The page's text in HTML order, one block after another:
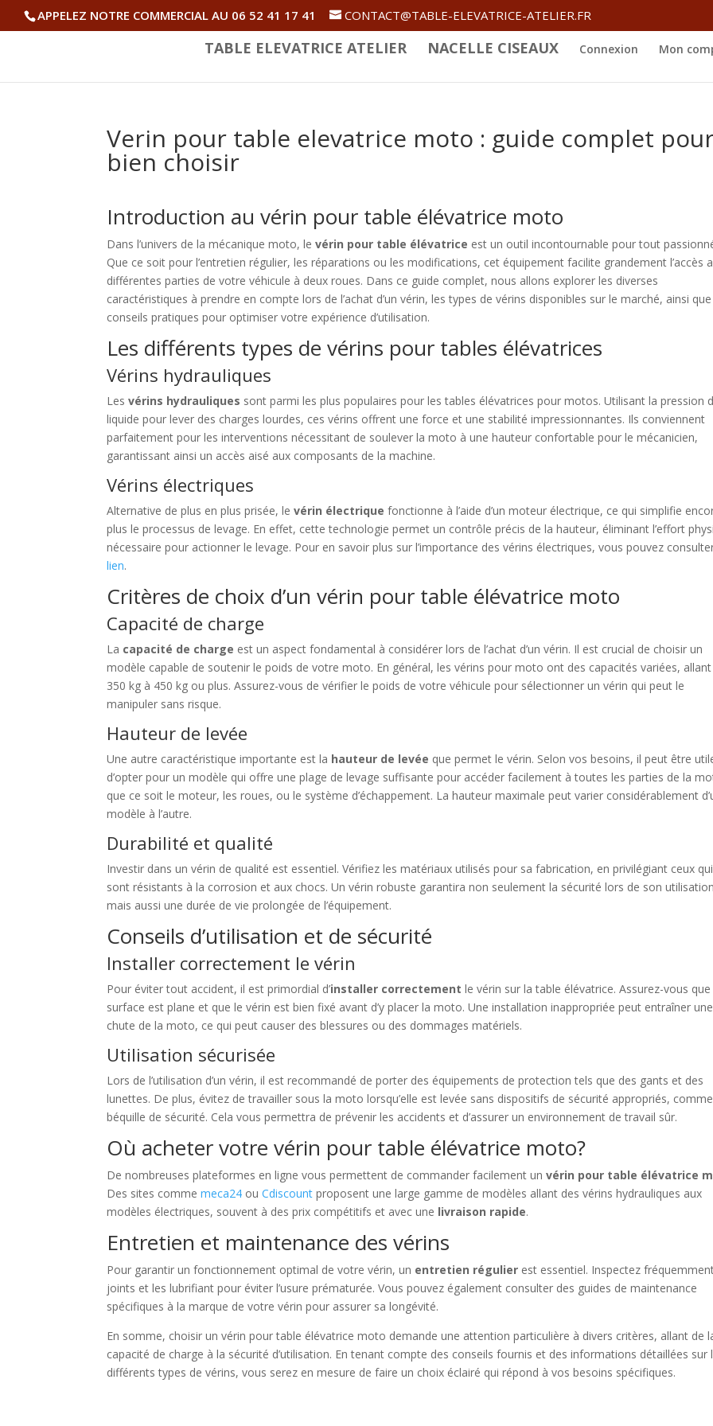
APPELEZ NOTRE COMMERCIAL AU 06 52 41 17 41 CONTACT@TABLE-ELEVATRICE-ATELIER.FR
TABLE ELEVATRICE ATELIER NACELLE CISEAUX Connexion Mon
Verin pour table elevatrice moto : guide complet
bien choisir
Introduction au vérin pour table élévatrice moto
Dans l’univers de la mécanique moto, levérin pour table élévatrice est un outil incontournable pour tout
Que ce soit pour l’entretien régulier, les réparations ou les modifications, cet équipement facilite grandement l’accès
différentes parties de votre véhicule à deux roues. Dans ce guide complet, nous allons explorer les diverses
caractéristiques à prendre en compte lors de l’achat d’un vérin, les types de vérins disponibles sur le marché, ainsi
conseils pratiques pour optimiser votre expérience d’utilisation.
Les différents types de vérins pour tables élévatrices
Vérins hydrauliques
Lesvérins hydrauliques sont parmi les plus populaires pour les tables élévatrices pour motos. Utilisant la pression
liquide pour lever des charges lourdes, ces vérins offrent une force et une stabilité impressionnantes. Ils conviennent
parfaitement pour les interventions nécessitant de soulever la moto à une hauteur confortable pour le mécanicien,
garantissant ainsi un accès aisé aux composants de la machine.
Vérins électriques
Alternative de plus en plus prisée, levérin électrique fonctionne à l’aide d’un moteur électrique, ce qui simplifie
plus le processus de levage. En effet, cette technologie permet un contrôle précis de la hauteur, éliminant l’effort
nécessaire pour actionner le levage. Pour en savoir plus sur l’importance des vérins électriques, vous pouvez
lien.
Critères de choix d’un vérin pour table élévatrice moto
Capacité de charge
La capacité de charge est un aspect fondamental à considérer lors de l’achat d’un vérin. Il est crucial de choisir un
modèle capable de soutenir le poids de votre moto. En général, les vérins pour moto ont des capacités variées, allant
350 kg à 450 kg ou plus. Assurez-vous de vérifier le poids de votre véhicule pour sélectionner un vérin qui peut le
manipuler sans risque.
Hauteur de levée
Une autre caractéristique importante est la hauteur de levée que permet le vérin. Selon vos besoins, il peut être
d’opter pour un modèle qui offre une plage de levage suffisante pour accéder facilement à toutes les parties de la
que ce soit le moteur, les roues, ou le système d’échappement. La hauteur maximale peut varier considérablement
modèle à l’autre.
Durabilité et qualité
Investir dans un vérin de qualité est essentiel. Vérifiez les matériaux utilisés pour sa fabrication, en privilégiant ceux qui
sont résistants à la corrosion et aux chocs. Un vérin robuste garantira non seulement la sécurité lors de son
mais aussi une durée de vie prolongée de l’équipement.
Conseils d’utilisation et de sécurité
Installer correctement le vérin
Pour éviter tout accident, il est primordial d’installer correctement le vérin sur la table élévatrice. Assurez-vous que
surface est plane et que le vérin est bien fixé avant d’y placer la moto. Une installation inappropriée peut entraîner une
chute de la moto, ce qui peut causer des blessures ou des dommages matériels.
Utilisation sécurisée
Lors de l’utilisation d’un vérin, il est recommandé de porter des équipements de protection tels que des gants et des
lunettes. De plus, évitez de travailler sous la moto lorsqu’elle est levée sans dispositifs de sécurité appropriés,
béquille de sécurité. Cela vous permettra de prévenir les accidents et d’assurer un environnement de travail sûr.
Où acheter votre vérin pour table élévatrice moto?
De nombreuses plateformes en ligne vous permettent de commander facilement unvérin pour table élévatrice
Des sites commemeca24 ouCdiscount proposent une large gamme de modèles allant des vérins hydrauliques aux
modèles électriques, souvent à des prix compétitifs et avec une livraison rapide.
Entretien et maintenance des vérins
Pour garantir un fonctionnement optimal de votre vérin, un entretien régulier est essentiel. Inspectez
joints et les lubrifiant pour éviter l’usure prématurée. Vous pouvez également consulter des guides de maintenance
spécifiques à la marque de votre vérin pour assurer sa longévité.
En somme, choisir un vérin pour table élévatrice moto demande une attention particulière à divers critères, allant de
capacité de charge à la sécurité d’utilisation. En tenant compte des conseils fournis et des informations détaillées sur
différents types de vérins, vous serez en mesure de faire un choix éclairé qui répond à vos besoins spécifiques.